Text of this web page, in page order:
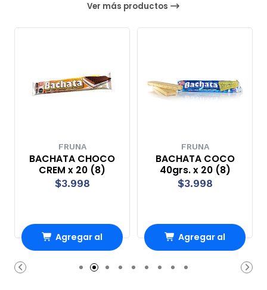
Ver más productos
FRUNA
BACHATA CHOCO
CREM x 20 (8)
$3.998
Agregar al
Carro
FRUNA
BACHATA COCO
40grs. x 20 (8)
$3.998
Agregar al
Carro